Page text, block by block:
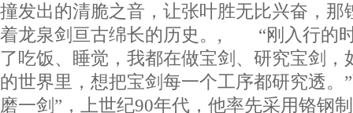
撞发出的清脆之音，让张叶胜无比兴奋，那
着龙泉剑亘古绵长的历史。, “刚入行的
了吃饭、睡觉，我都在做宝剑、研究宝剑，
的世界里，想把宝剑每一个工序都研究透。
磨一剑”，上世纪90年代，他率先采用铬钢